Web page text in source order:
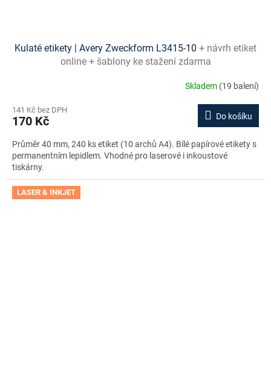
Kulaté etikety | Avery Zweckform L3415-10 + návrh etiket
online + šablony ke stažení zdarma
Skladem (19 balení)
141 Kč bez DPH
170 Kč Do košíku
Průměr 40 mm, 240 ks etiket (10 archů A4). Bílé papírové etikety s
permanentním lepidlem. Vhodné pro laserové i inkoustové
tiskárny.
LASER & INKJET